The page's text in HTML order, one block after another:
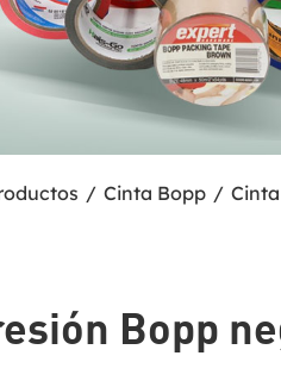
/ Cinta Bopp /
Bopp